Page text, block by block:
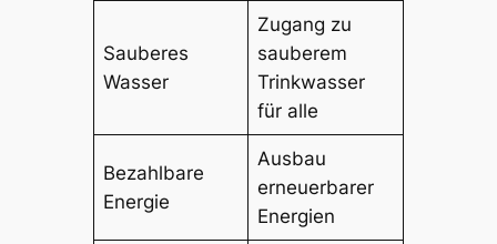
Sauberes
Wasser
Zugang zu
sauberem
Trinkwasser
für alle
Bezahlbare
Energie
Ausbau
erneuerbarer
Energien